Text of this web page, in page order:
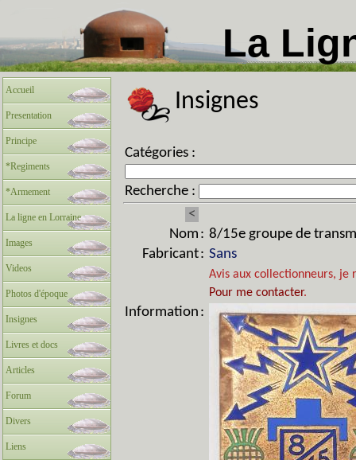
La
Accueil
Presentation
Principe
*Regiments
*Armement
La ligne en Lorraine
Images
Videos
Photos d'époque
Insignes
Livres et docs
Articles
Forum
Divers
Liens
Insignes
Catégories :
Recherche :
<
Nom : 8/15e groupe de
Fabricant: Sans
Avis aux collectionneurs,
Pour me contacter.
Information :